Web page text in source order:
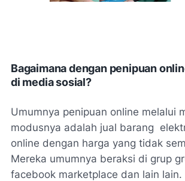
Bagaimana dengan penipuan
di media sosial?
Umumnya penipuan online melalui
modusnya adalah jual barang
online dengan harga yang tidak
Mereka umumnya beraksi di grup
facebook marketplace dan lain lain.